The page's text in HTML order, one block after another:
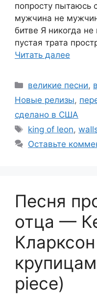
попросту пытаюсь
мужчина не
битве Я никогда
пустая трата
Читать далее
Рубрики
великие песни,
Новые релизы,
сделано в США
Метки
king of leon,
Оставьте
Песня
отца —
piece)